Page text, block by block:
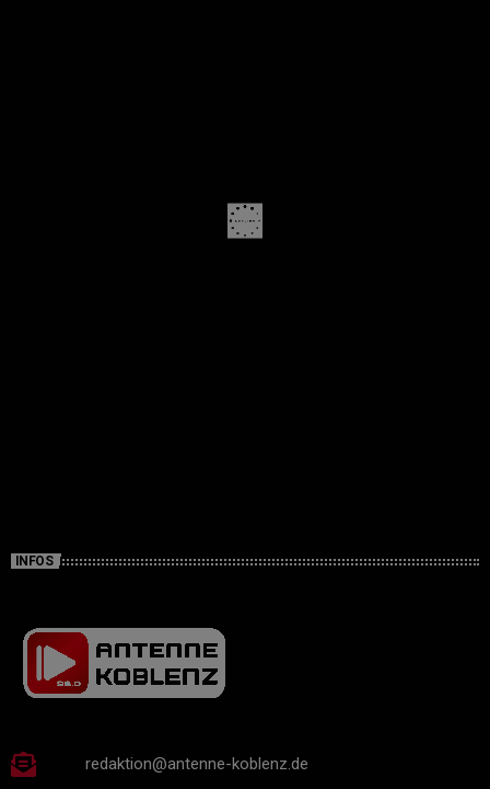
INFOS
redaktion@antenne-koblenz.de